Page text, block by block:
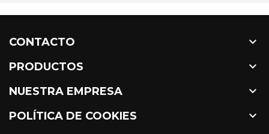
CONTACTO 
PRODUCTOS 
NUESTRA EMPRESA 
POLÍTICA DE COOKIES 